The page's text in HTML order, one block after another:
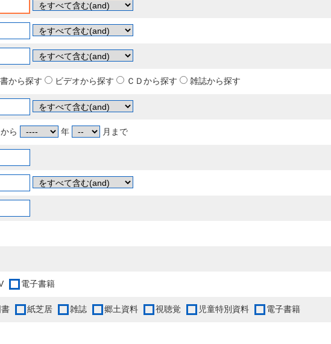
から探す ビデオから探す ＣＤから探す 雑誌から探す
ら 年 月まで
電子書籍
紙芝居 雑誌 郷土資料 視聴覚 児童特別資料 電子書籍